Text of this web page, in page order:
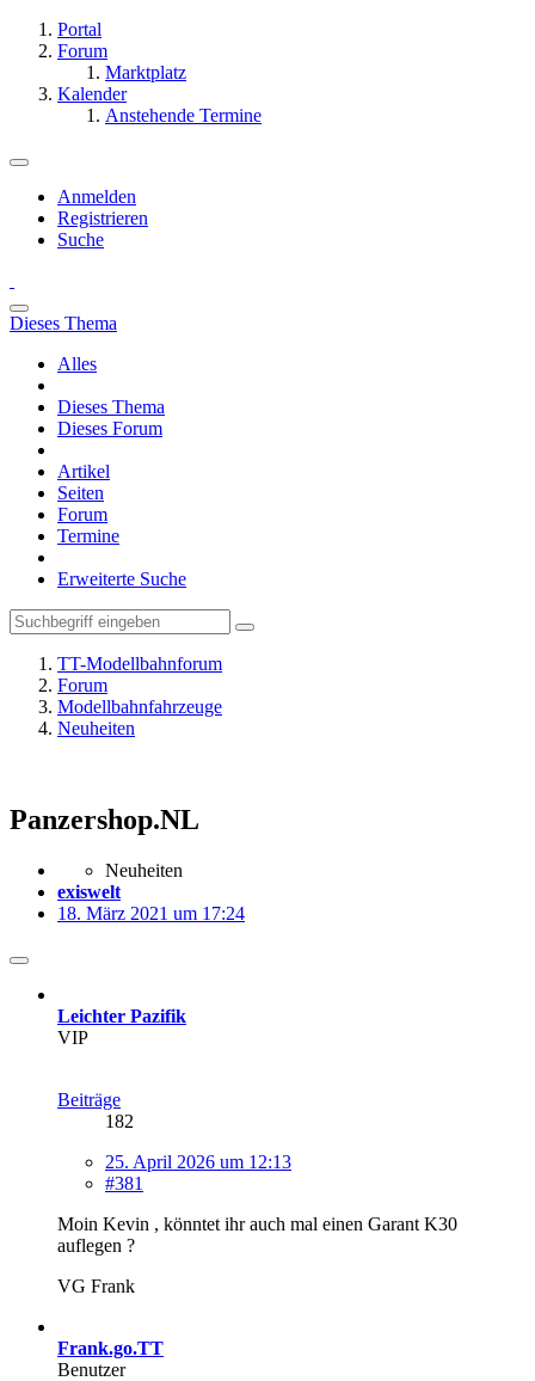
Portal
Forum
Marktplatz
Kalender
Anstehende Termine
Anmelden
Registrieren
Suche
Dieses Thema
Alles
Dieses Thema
Dieses Forum
Artikel
Seiten
Forum
Termine
Erweiterte Suche
TT-Modellbahnforum
Forum
Modellbahnfahrzeuge
Neuheiten
Panzershop.NL
Neuheiten
exiswelt
18. März 2021 um 17:24
Leichter Pazifik
VIP
Beiträge
182
25. April 2026 um 12:13
#381
Moin Kevin , könntet ihr auch mal einen Garant K30
auflegen ?
VG Frank
Frank.go.TT
Benutzer